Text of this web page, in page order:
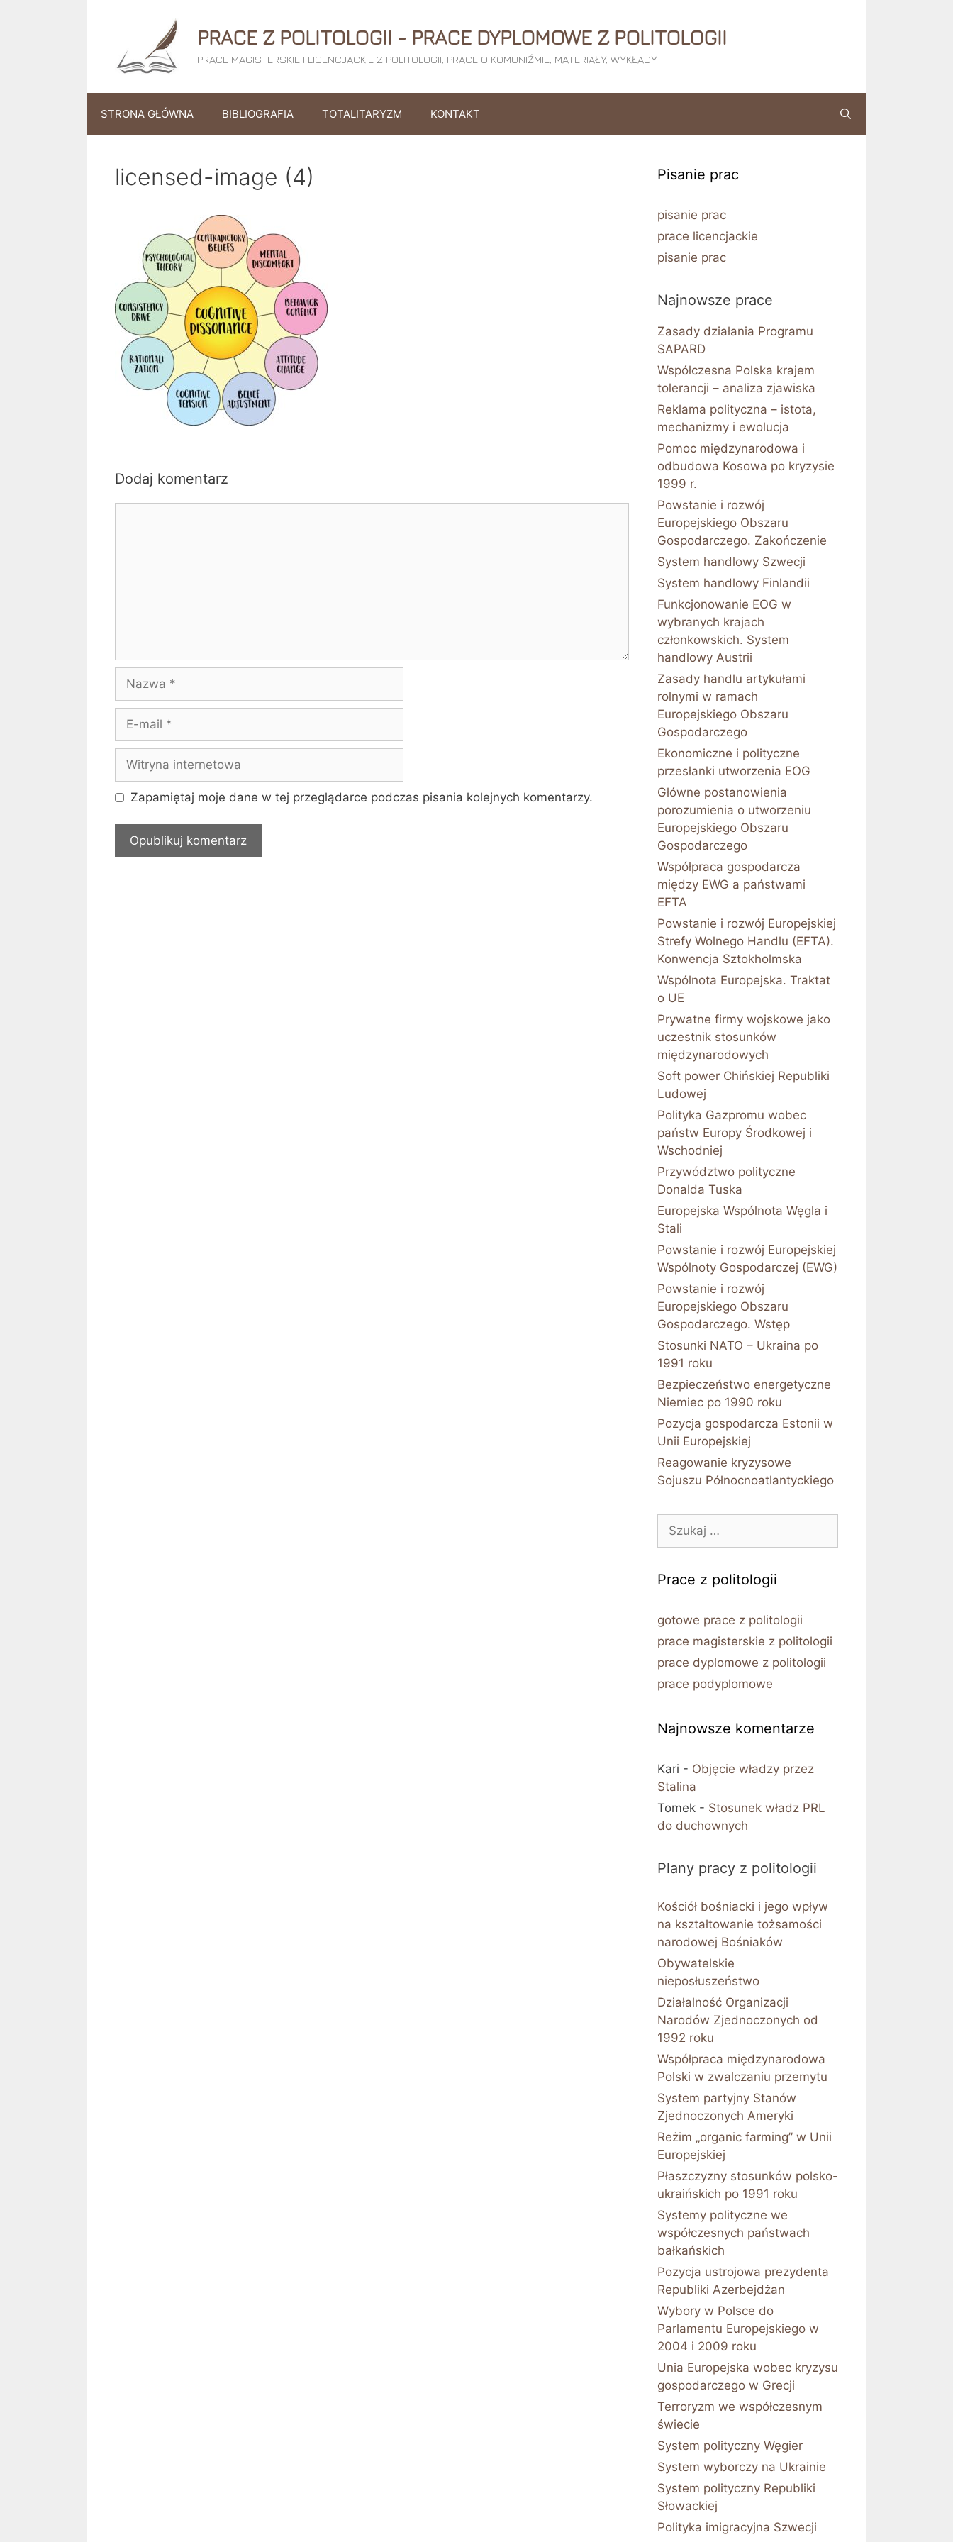
PRACE Z POLITOLOGII - PRACE DYPLOMOWE Z POLITOLOGII
PRACE MAGISTERSKIE I LICENCJACKIE Z POLITOLOGII, PRACE O KOMUNIŹMIE, MATERIAŁY, WYKŁADY
STRONA GŁÓWNA BIBLIOGRAFIA TOTALITARYZM KONTAKT
licensed-image (4)
Dodaj komentarz
mail
internetowa
Zapamiętaj moje dane w tej przeglądarce podczas pisania kolejnych komentarzy.
Pisanie prac
pisanie prac
prace licencjackie
pisanie prac
Najnowsze prace
Zasady działania Programu
SAPARD
Współczesna Polska krajem
tolerancji – analiza zjawiska
Reklama polityczna – istota,
mechanizmy i ewolucja
Pomoc międzynarodowa i
odbudowa Kosowa po kryzysie
1999 r.
Powstanie i rozwój
Europejskiego Obszaru
Gospodarczego. Zakończenie
System handlowy Szwecji
System handlowy Finlandii
Funkcjonowanie EOG w
wybranych krajach
członkowskich. System
handlowy Austrii
Zasady handlu artykułami
rolnymi w ramach
Europejskiego Obszaru
Gospodarczego
Ekonomiczne i polityczne
przesłanki utworzenia EOG
Główne postanowienia
porozumienia o utworzeniu
Europejskiego Obszaru
Gospodarczego
Współpraca gospodarcza
między EWG a państwami
EFTA
Powstanie i rozwój Europejskiej
Strefy Wolnego Handlu (EFTA).
Konwencja Sztokholmska
Wspólnota Europejska. Traktat
o UE
Prywatne firmy wojskowe jako
uczestnik stosunków
międzynarodowych
Soft power Chińskiej Republiki
Ludowej
Polityka Gazpromu wobec
państw Europy Środkowej i
Wschodniej
Przywództwo polityczne
Donalda Tuska
Europejska Wspólnota Węgla i
Stali
Powstanie i rozwój Europejskiej
Wspólnoty Gospodarczej (EWG)
Powstanie i rozwój
Europejskiego Obszaru
Gospodarczego. Wstęp
Stosunki NATO – Ukraina po
1991 roku
Bezpieczeństwo energetyczne
Niemiec po 1990 roku
Pozycja gospodarcza Estonii w
Unii Europejskiej
Reagowanie kryzysowe
Sojuszu Północnoatlantyckiego
Szukaj:
Prace z politologii
gotowe prace z politologii
prace magisterskie z politologii
prace dyplomowe z politologii
prace podyplomowe
Najnowsze komentarze
Kari - Objęcie władzy przez
Stalina
Tomek - Stosunek władz PRL
do duchownych
Plany pracy z politologii
Kościół bośniacki i jego wpływ
na kształtowanie tożsamości
narodowej Bośniaków
Obywatelskie
nieposłuszeństwo
Działalność Organizacji
Narodów Zjednoczonych od
1992 roku
Współpraca międzynarodowa
Polski w zwalczaniu przemytu
System partyjny Stanów
Zjednoczonych Ameryki
Reżim „organic farming” w Unii
Europejskiej
Płaszczyzny stosunków polsko-
ukraińskich po 1991 roku
Systemy polityczne we
współczesnych państwach
bałkańskich
Pozycja ustrojowa prezydenta
Republiki Azerbejdżan
Wybory w Polsce do
Parlamentu Europejskiego w
2004 i 2009 roku
Unia Europejska wobec kryzysu
gospodarczego w Grecji
Terroryzm we współczesnym
świecie
System polityczny Węgier
System wyborczy na Ukrainie
System polityczny Republiki
Słowackiej
Polityka imigracyjna Szwecji